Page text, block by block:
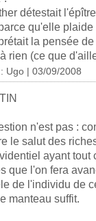
détestait
qu'elle
la pensée
rien (ce que
Ugo | 03/09/2008
n'est pas :
le salut des
ayant
que l'on fera
de l'individu de
manteau suffit.